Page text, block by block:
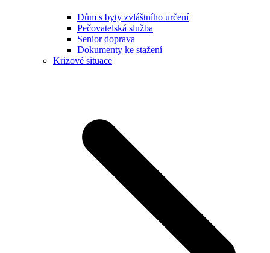
Dům s byty zvláštního určení
Pečovatelská služba
Senior doprava
Dokumenty ke stažení
Krizové situace